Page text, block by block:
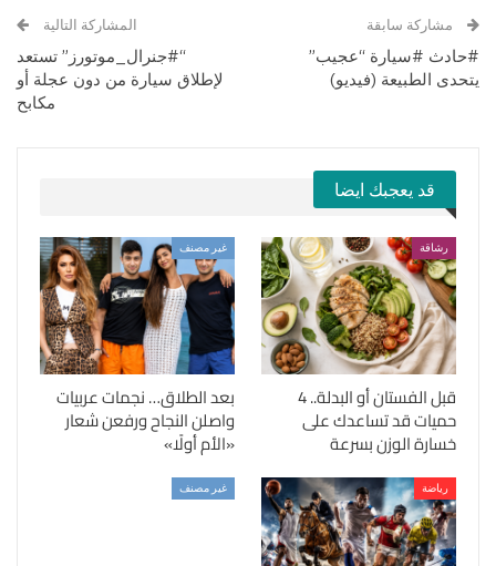
مشاركة سابقة
#حادث #سيارة “عجيب”
يتحدى الطبيعة (فيديو)
المشاركة التالية
“#جنرال_موتورز” تستعد
لإطلاق سيارة من دون عجلة أو
مكابح
قد يعجبك ايضا
رشاقة
قبل الفستان أو البدلة.. 4
حميات قد تساعدك على
خسارة الوزن بسرعة
غير مصنف
بعد الطلاق… نجمات عربيات
واصلن النجاح ورفعن شعار
«الأم أولًا»
رياضة غير مصنف